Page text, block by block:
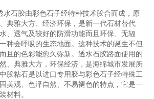
水石胶由彩色石子经特种技术胶合而成，原
典雅大方、经济环保，是新一代石材替代
、透气及较好的防滑功能而且环保、无辐
种会呼吸的生态地面。这种技术的诞生不但
且的色彩能愈久弥新。透水石胶路面使用的
、典雅大方，环保经济，是海绵城市发展所
胶粘石是以进口专用胶与彩色石子经特殊工
美观、色泽自然、不易褪色的特点，它是一
材料。